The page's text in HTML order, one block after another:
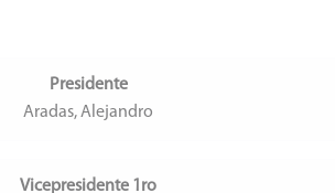
Presidente
Aradas, Alejandro
Vicepresidente 1ro